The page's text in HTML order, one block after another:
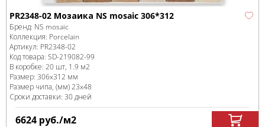
PR2348-02 Мозаика NS mosaic 306*312
Бренд: NS mosaic
Коллекция: Porcelain
Артикул: PR2348-02
Код товара: SD-219082-99
В коробке: 20 шт, 1.9 м2
Размер: 306x312 мм
Размер чипа, (мм)23x48
Сроки доставки: 30 дней
6624 руб./м2